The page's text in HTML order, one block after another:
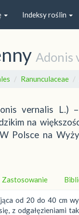
Indeksy roślin
Adonis
Ranunculaceae
vernalis L.)
na
Polsce na
Zastosowanie
od 20 do 40 cm
z odgałęzieniami